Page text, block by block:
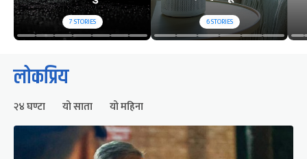
7STORIES 6STORIES
लोकप्रिय
२४ घण्टा यो साता यो महिना